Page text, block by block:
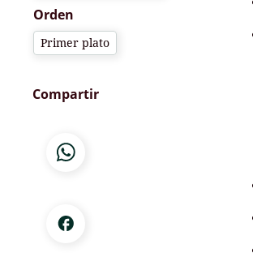
Orden
Primer plato
Compartir